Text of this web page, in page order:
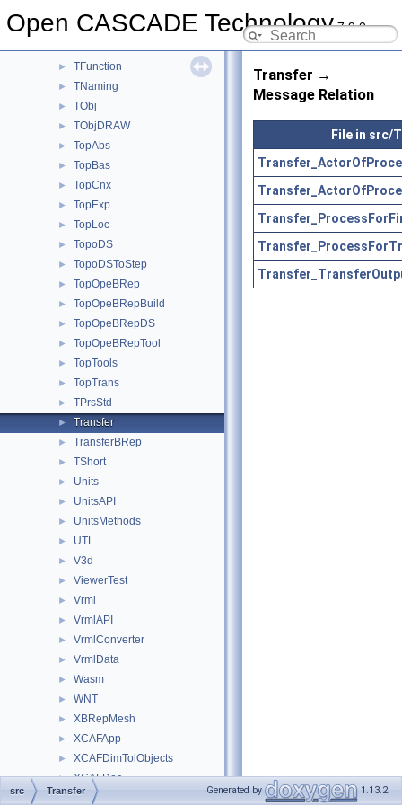
Open CASCADE Technology7.9.0
TDF
► TFunction
► TNaming
► TObj
► TObjDRAW
► TopAbs
► TopBas
► TopCnx
► TopExp
► TopLoc
► TopoDS
► TopoDSToStep
► TopOpeBRep
► TopOpeBRepBuild
► TopOpeBRepDS
► TopOpeBRepTool
► TopTools
► TopTrans
► TPrsStd
► Transfer
► TransferBRep
► TShort
► Units
► UnitsAPI
► UnitsMethods
► UTL
► V3d
► ViewerTest
► Vrml
► VrmlAPI
► VrmlConverter
► VrmlData
► Wasm
► WNT
► XBRepMesh
► XCAFApp
► XCAFDimTolObjects
► XCAFDoc
► XCAFNoteObjects
Transfer →
Message Relation
File in src/
src Transfer Generated by 1.13.2